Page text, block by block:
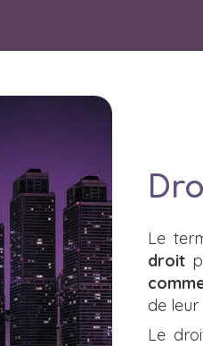
Le
droit
de
Le